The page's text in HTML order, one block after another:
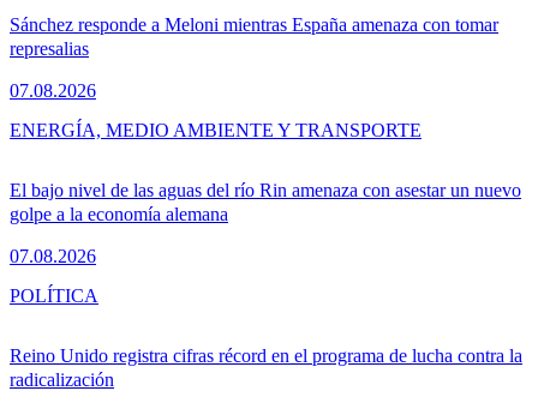
Sánchez responde a Meloni mientras España amenaza con tomar
represalias
07.08.2026
El bajo nivel de las aguas del río Rin amenaza con asestar un nuevo
golpe a la economía alemana
07.08.2026
ENERGÍA, MEDIO AMBIENTE Y TRANSPORTE
Reino Unido registra cifras récord en el programa de lucha contra la
radicalización
POLÍTICA